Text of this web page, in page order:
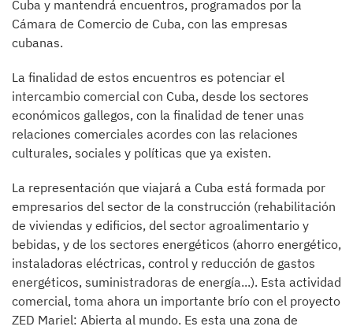
Cuba y mantendrá encuentros, programados por la
Cámara de Comercio de Cuba, con las empresas
cubanas.
La finalidad de estos encuentros es potenciar el
intercambio comercial con Cuba, desde los sectores
económicos gallegos, con la finalidad de tener unas
relaciones comerciales acordes con las relaciones
culturales, sociales y políticas que ya existen.
La representación que viajará a Cuba está formada por
empresarios del sector de la construcción (rehabilitación
de viviendas y edificios, del sector agroalimentario y
bebidas, y de los sectores energéticos (ahorro energético,
instaladoras eléctricas, control y reducción de gastos
energéticos, suministradoras de energía...). Esta actividad
comercial, toma ahora un importante brío con el proyecto
ZED Mariel: Abierta al mundo. Es esta una zona de